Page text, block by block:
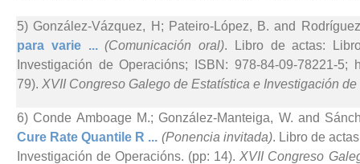
5) González-Vázquez, H; Pateiro-López, B. and
para varie ...(Comunicación oral). Libro de actas:
Investigación de Operacións; ISBN: 978-84-09-78221-5;
79). XVII Congreso Galego de Estatística e Investigación
6) Conde Amboage M.; González-Manteiga, W. and
Cure Rate Quantile R ... (Ponencia invitada). Libro de
Investigación de Operacións. (pp: 14). XVII Congreso